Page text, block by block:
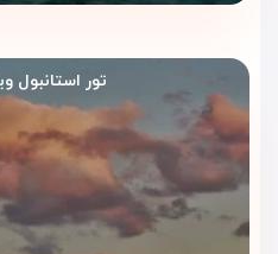
رستوران و
استانبول| طعم‌های
مدرن
تور استانبول